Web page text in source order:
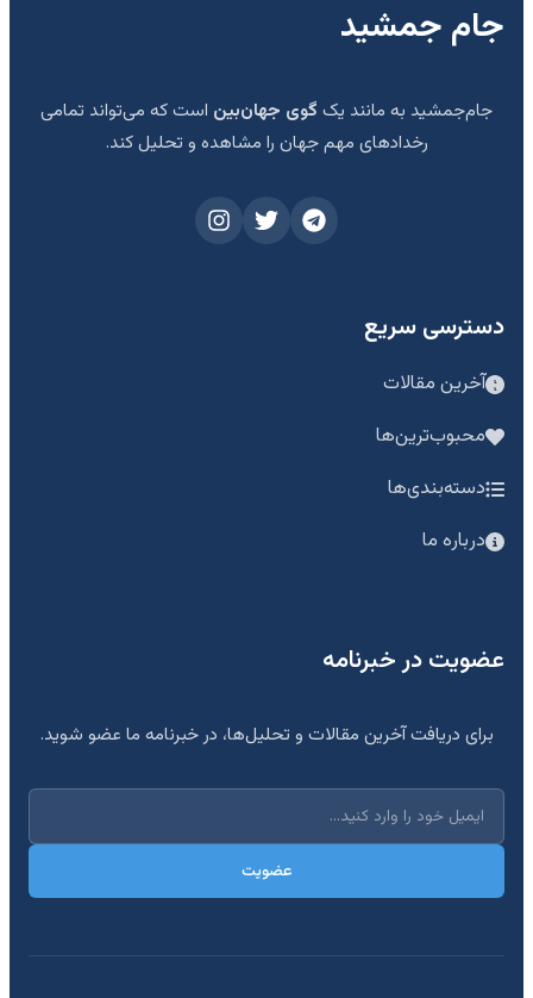
جام جمشید
جام‌جمشید به مانند یک گوی جهان‌بین است که می‌تواند تمامی
رخدادهای مهم جهان را مشاهده و تحلیل کند.
دسترسی سریع
آخرین مقالات
محبوب‌ترین‌ها
دسته‌بندی‌ها
درباره ما
عضویت در خبرنامه
برای دریافت آخرین مقالات و تحلیل‌ها، در خبرنامه ما عضو شوید.
عضویت